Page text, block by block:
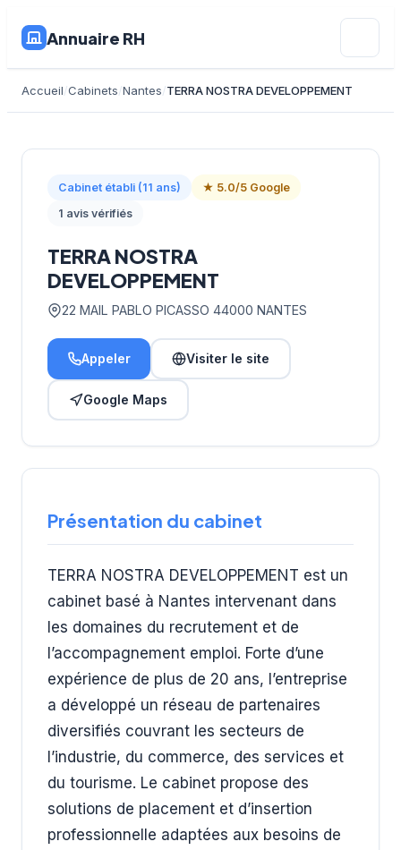
Annuaire RH
Accueil Cabinets Nantes TERRA NOSTRA DEVELOPPEMENT
Cabinet établi (11 ans)
★ 5.0/5 Google
1 avis vérifiés
TERRA NOSTRA
DEVELOPPEMENT
22 MAIL PABLO PICASSO 44000 NANTES
Appeler Visiter le site
Google Maps
Présentation du cabinet
TERRA NOSTRA DEVELOPPEMENT est un
cabinet basé à Nantes intervenant dans
les domaines du recrutement et de
l’accompagnement emploi. Forte d’une
expérience de plus de 20 ans, l’entreprise
a développé un réseau de partenaires
diversifiés couvrant les secteurs de
l’industrie, du commerce, des services et
du tourisme. Le cabinet propose des
solutions de placement et d’insertion
professionnelle adaptées aux besoins de